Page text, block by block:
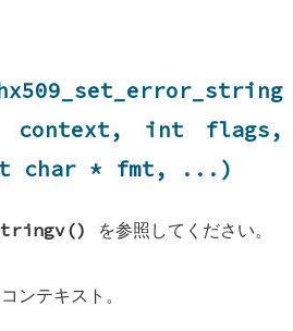
context, int flags,
char * fmt, ...)
を参照してください。
テキスト。